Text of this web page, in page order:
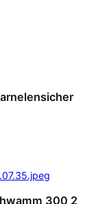
300 2